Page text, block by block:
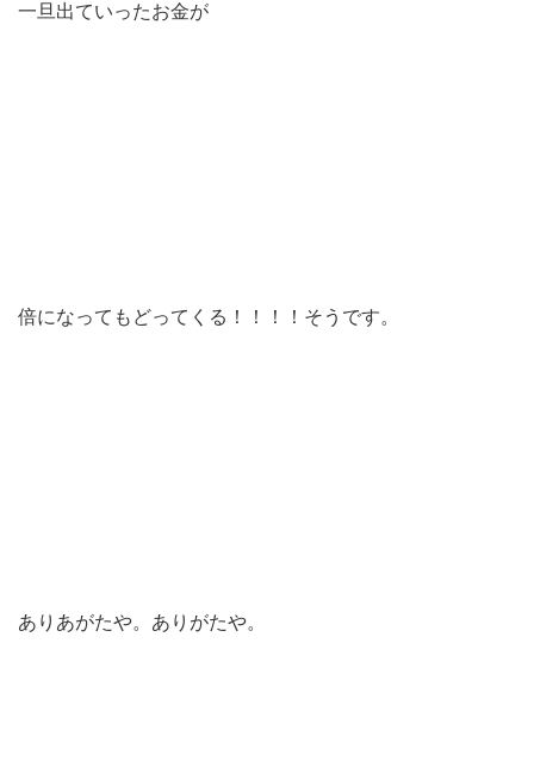
一旦出ていったお金が
倍になってもどってくる！！！！そうです。
ありあがたや。ありがたや。